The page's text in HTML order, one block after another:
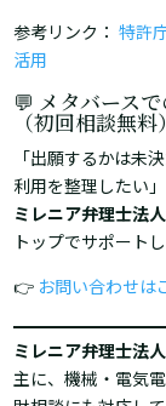
参考リンク：特許
活用
💬 メタバース
（初回相談無料
「出願するかは未
利用を整理したい」
ミレニア弁理士法人
トップでサポートし
👉 お問い合わせは
ミレニア弁理士法人
主に、機械・電気